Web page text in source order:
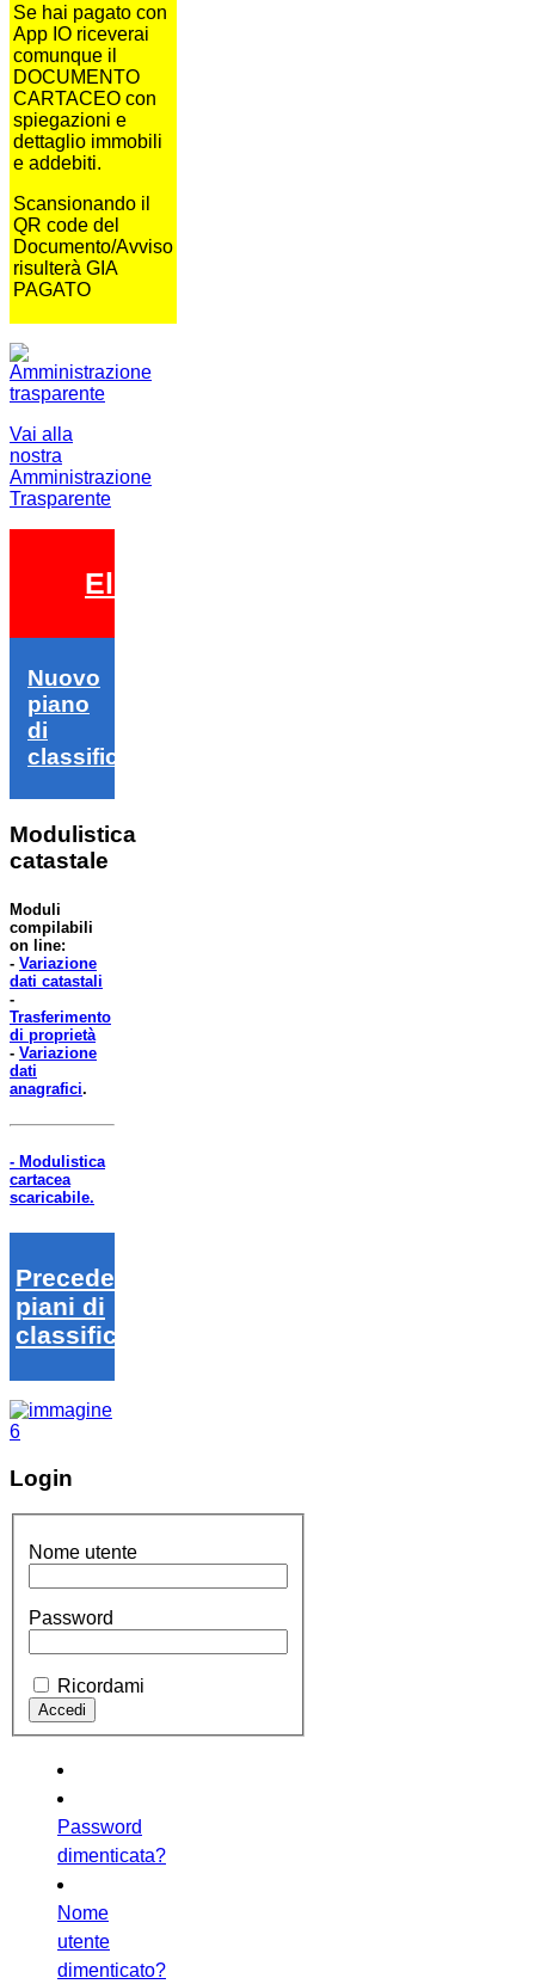
Se hai pagato con
App IO riceverai
comunque il
DOCUMENTO
CARTACEO con
spiegazioni e
dettaglio immobili
e addebiti.
Scansionando il
QR code del
Documento/Avviso
risulterà GIA
PAGATO
Vai alla
nostra
Amministrazione
Trasparente
Elezioni 2026
Nuovo
piano
di
classifica
Modulistica
catastale
Moduli
compilabili
on line:
- Variazione
dati catastali
-
Trasferimento
di proprietà
- Variazione
dati
anagrafici.
- Modulistica
cartacea
scaricabile.
Precedenti
piani di
classifica
Login
Nome utente
Password
Ricordami
Password
dimenticata?
Nome
utente
dimenticato?